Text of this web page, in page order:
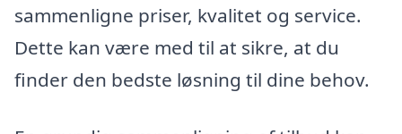
sammenligne priser, kvalitet og service.
Dette kan være med til at sikre, at du
finder den bedste løsning til dine behov.